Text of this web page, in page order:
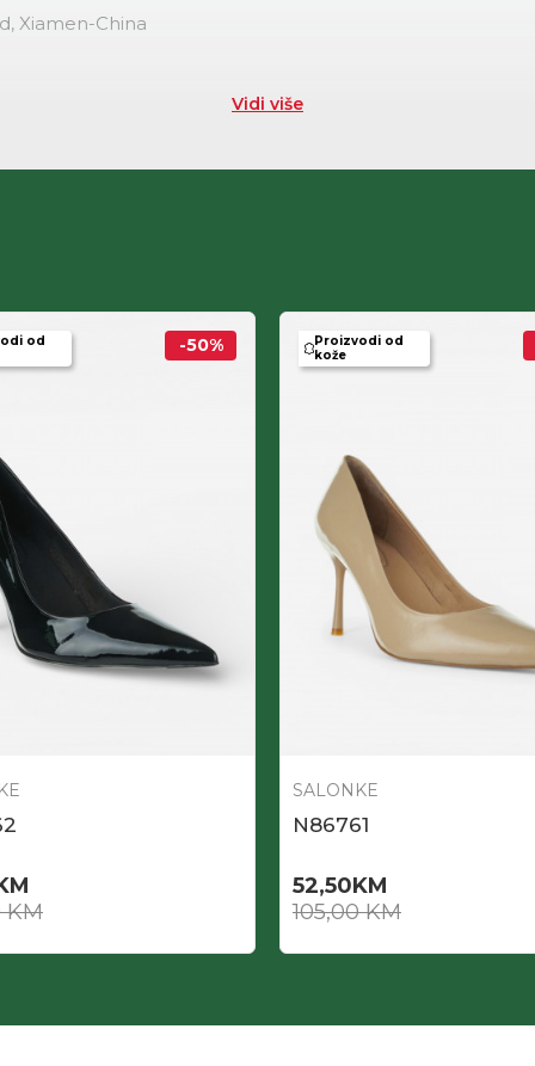
Xiamen-China
Vidi više
od
-50%
KM
Proizvodi od
kože
SALONKE
N86761
52,50KM
105,00KM